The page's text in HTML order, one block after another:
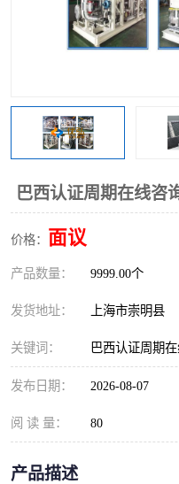
巴西认证周期在线咨
价格： 面议
产品数量： 9999.00个
发货地址： 上海市崇明县
关键词： 巴西认证周期
发布日期： 2026-08-07
阅 读 量： 80
产品描述